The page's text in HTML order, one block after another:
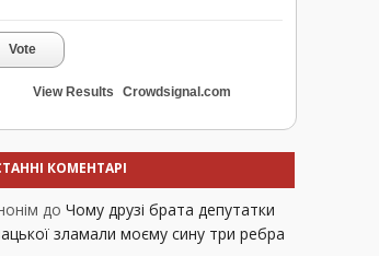
Vote
View Results Crowdsignal.com
КОМЕНТАРІ
до Чому друзі брата депутатки
зламали моєму сину три ребра